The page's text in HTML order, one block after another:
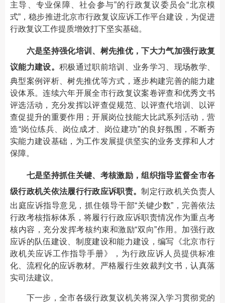
主导、专业保障、社会参与”的行政复议委员会“北京模
式”，稳步推进北京市行政复议应诉工作平台建设，为促进
行政复议工作提质增效打下坚实基础。
六是坚持强化培训、树先推优，下大力气加强行政复
议能力建设。 积极通过职前培训、业务学习、现场教学、
典型案例评析、树先推优等方式，逐步构建完善的能力建
设体系。连续六年开展全市行政复议案卷评查和优秀文书
评选活动，充分发挥以评查促规范、以评查代培训、以评
查促提升的重要作用；开展岗位技能大比武系列活动，营
造“岗位练兵、岗位成才、岗位建功”的良好氛围，不断夯
实能力建设基础，为工作发展提供坚实的业务支撑和人才
保障。
七是坚持抓住关键、考核激励，组织指导监督全市各
级行政机关依法履行行政应诉职责。制定行政机关负责人
出庭应诉指导意见，抓住领导干部“关键少数”，完善依法
行政考核指标体系，将履行行政应诉职责情况作为重点考
核内容，充分发挥考核约束和激励“双向”作用。加强行政
应诉的队伍建设、制度建设和能力建设，编写《北京市行
政机关应诉工作指导手册》，为行政应诉人员提供标准
化、流程化的应诉教材。严格履行生效裁判文书，认真落
实司法建议。
下一步，全市各级行政复议机关将深入学习贯彻党的